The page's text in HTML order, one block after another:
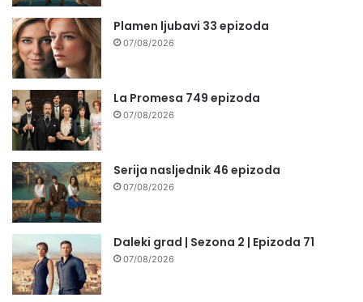
Plamen ljubavi 33 epizoda
07/08/2026
La Promesa 749 epizoda
07/08/2026
Serija nasljednik 46 epizoda
07/08/2026
Daleki grad | Sezona 2 | Epizoda 71
07/08/2026